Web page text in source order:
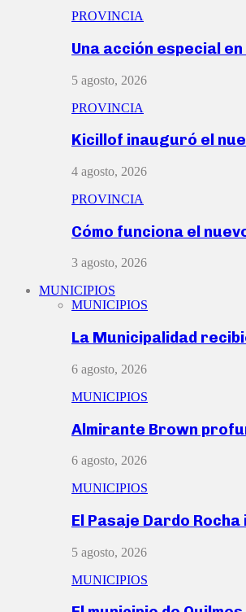
PROVINCIA
Una acción especial
5 agosto, 2026
PROVINCIA
Kicillof inauguró el
4 agosto, 2026
PROVINCIA
Cómo funciona el
3 agosto, 2026
MUNICIPIOS
MUNICIPIOS
La Municipalidad
6 agosto, 2026
MUNICIPIOS
Almirante Brown
6 agosto, 2026
MUNICIPIOS
El Pasaje Dardo
5 agosto, 2026
MUNICIPIOS